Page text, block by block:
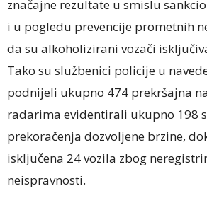
značajne rezultate u smislu
i u pogledu prevencije prometnih
da su alkoholizirani vozači
Tako su službenici policije u
podnijeli ukupno 474 prekršajna
radarima evidentirali ukupno 198
prekoračenja dozvoljene brzine,
isključena 24 vozila zbog
neispravnosti.